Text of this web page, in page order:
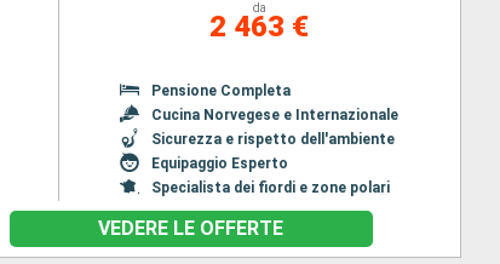
da
2 463 €
Pensione Completa
Cucina Norvegese e Internazionale
Sicurezza e rispetto dell'ambiente
Equipaggio Esperto
Specialista dei fiordi e zone polari
VEDERE LE OFFERTE